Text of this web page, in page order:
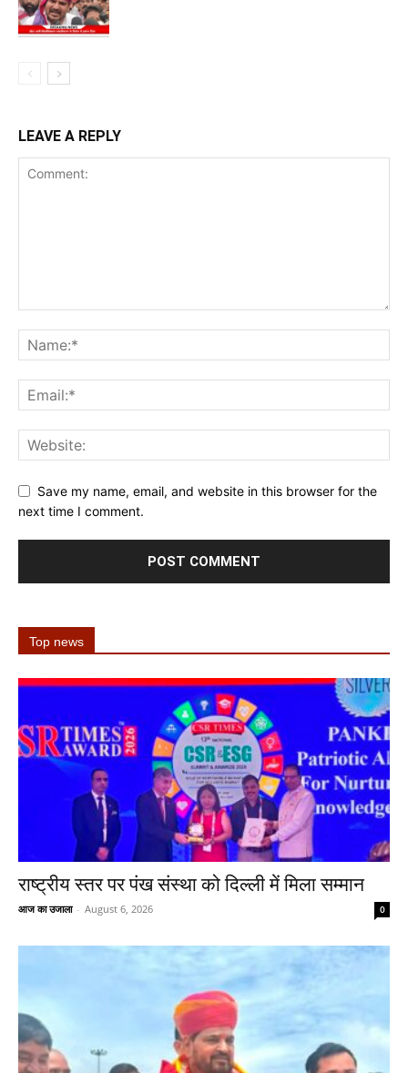
LEAVE A REPLY
Save my name, email, and website in this browser for the
next time I comment.
Top news
राष्ट्रीय स्तर पर पंख संस्था को दिल्ली में मिला सम्मान
आज का उजाला - August 6, 2026 0